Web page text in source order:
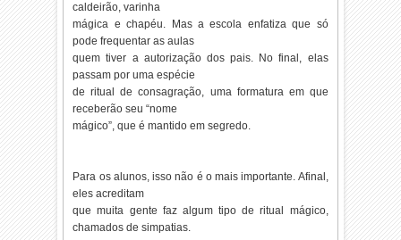
caldeirão, varinha
mágica e chapéu. Mas a escola enfatiza que só
pode frequentar as aulas
quem tiver a autorização dos pais. No final, elas
passam por uma espécie
de ritual de consagração, uma formatura em que
receberão seu “nome
mágico”, que é mantido em segredo.
Para os alunos, isso não é o mais importante. Afinal,
eles acreditam
que muita gente faz algum tipo de ritual mágico,
chamados de simpatias.